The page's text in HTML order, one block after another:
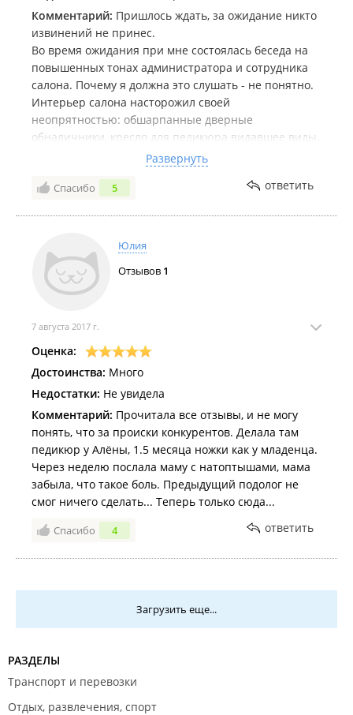
Комментарий: Пришлось ждать, за ожидание никто
извинений не принес.
Во время ожидания при мне состоялась беседа на
повышенных тонах администратора и сотрудника
салона. Почему я должна это слушать - не понятно.
Интерьер салона насторожил своей
неопрятностью: обшарпанные дверные
обналичники, кресло для педикюра видавшее виды,
маникюрный стол "с историей".
Делала маникюр у мастера Алёны. Работала быстро,
но как-то дёргано. Отношение к своим рукам
кутикула на нескольких пальцах.
Это был мой первый и последний поход в этот
салон.
Развернуть
Спасибо 5 ответить
Юлия
Отзывов 1
7 августа 2017 г.
Оценка:
Достоинства: Много
Недостатки: Не увидела
Комментарий: Прочитала все отзывы, и не могу
понять, что за происки конкурентов. Делала там
педикюр у Алёны, 1.5 месяца ножки как у младенца.
Через неделю послала маму с натоптышами, мама
забыла, что такое боль. Предыдущий подолог не
смог ничего сделать... Теперь только сюда...
Спасибо 4 ответить
Загрузить еще...
РАЗДЕЛЫ
Транспорт и перевозки
Отдых, развлечения, спорт